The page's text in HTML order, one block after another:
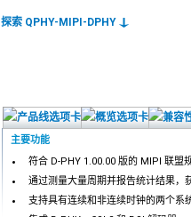
探索 QPHY-MIPI-DPHY
主要功能
符合 D-PHY 1.00.00 版的 MIPI 联盟
通过测量大量周期并报告统计结果，
支持具有连续和非连续时钟的两个系